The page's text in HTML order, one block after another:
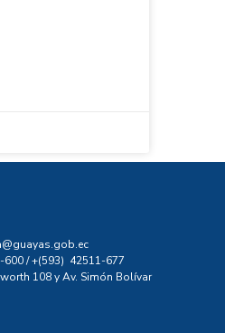
600 / +(593) 42511-677
108 y Av. Simón Bolívar